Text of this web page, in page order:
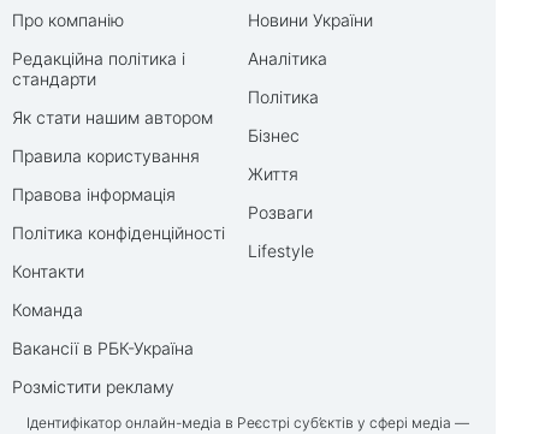
Про компанію
Редакційна політика і
стандарти
Як стати нашим автором
Правила користування
Правова інформація
Політика конфіденційності
Контакти
Команда
Вакансії в РБК-Україна
Розмістити рекламу
Новини України
Аналітика
Політика
Бізнес
Життя
Розваги
Lifestyle
Ідентифікатор онлайн-медіа в Реєстрі суб’єктів у сфері медіа —